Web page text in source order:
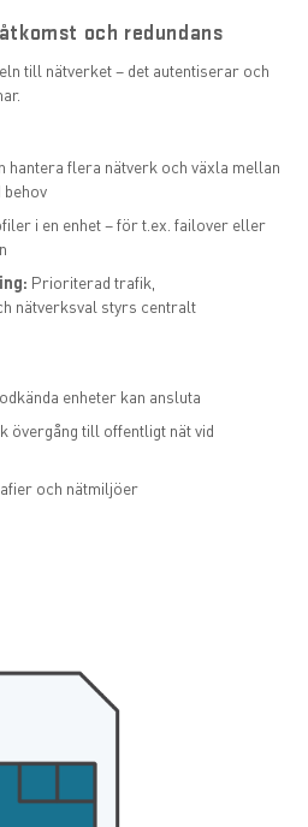
och redundans
till nätverket – det autentiserar och
hantera flera nätverk och växla mellan
behov
i en enhet – för t.ex. failover eller
Prioriterad trafik,
nätverksval styrs centralt
enheter kan ansluta
övergång till offentligt nät vid
och nätmiljöer